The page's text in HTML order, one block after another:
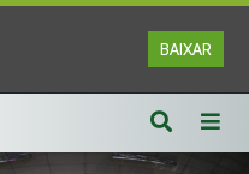
BAIXAR